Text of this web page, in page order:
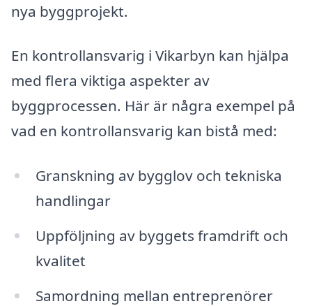
nya byggprojekt.
En kontrollansvarig i Vikarbyn kan hjälpa
med flera viktiga aspekter av
byggprocessen. Här är några exempel på
vad en kontrollansvarig kan bistå med:
Granskning av bygglov och tekniska
handlingar
Uppföljning av byggets framdrift och
kvalitet
Samordning mellan entreprenörer